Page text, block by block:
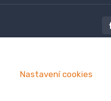
Nastavení cookies